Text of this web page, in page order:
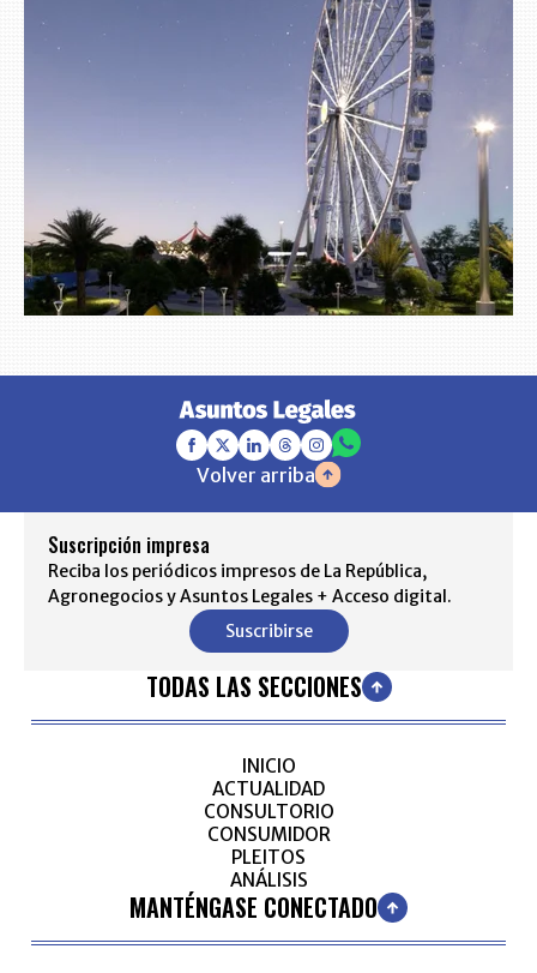
Volver arriba
Suscripción impresa
Reciba los periódicos impresos de La República,
Agronegocios y Asuntos Legales + Acceso digital.
Suscribirse
TODAS LAS SECCIONES
INICIO
ACTUALIDAD
CONSULTORIO
CONSUMIDOR
PLEITOS
ANÁLISIS
MANTÉNGASE CONECTADO